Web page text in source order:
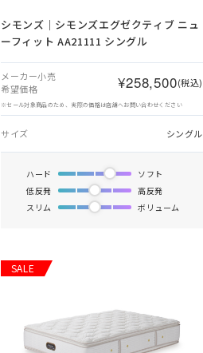
シモンズ｜シモンズエグゼクティブ ニュ
ーフィット AA21111 シングル
メーカー小売
希望価格
¥258,500(税込)
※セール対象商品のため、実際の価格は店舗へお問い合わせください
サイズ シングル
ハード
ソフト
低反発
高反発
スリム
ボリューム
SALE